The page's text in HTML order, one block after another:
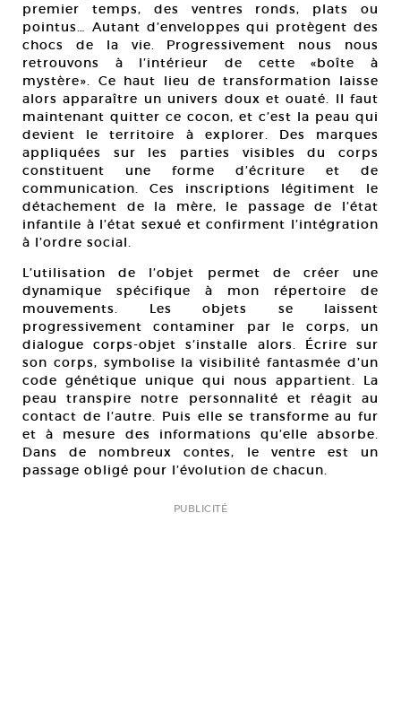
premier temps, des ventres ronds, plats ou
pointus… Autant d’enveloppes qui protègent des
chocs de la vie. Progressivement nous nous
retrouvons à l’intérieur de cette «boîte à
mystère». Ce haut lieu de transformation laisse
alors apparaître un univers doux et ouaté. Il faut
maintenant quitter ce cocon, et c’est la peau qui
devient le territoire à explorer. Des marques
appliquées sur les parties visibles du corps
constituent une forme d’écriture et de
communication. Ces inscriptions légitiment le
détachement de la mère, le passage de l’état
infantile à l’état sexué et confirment l’intégration
à l’ordre social.
L’utilisation de l’objet permet de créer une
dynamique spécifique à mon répertoire de
mouvements. Les objets se laissent
progressivement contaminer par le corps, un
dialogue corps-objet s’installe alors. Écrire sur
son corps, symbolise la visibilité fantasmée d’un
code génétique unique qui nous appartient. La
peau transpire notre personnalité et réagit au
contact de l’autre. Puis elle se transforme au fur
et à mesure des informations qu’elle absorbe.
Dans de nombreux contes, le ventre est un
passage obligé pour l’évolution de chacun.
PUBLICITÉ